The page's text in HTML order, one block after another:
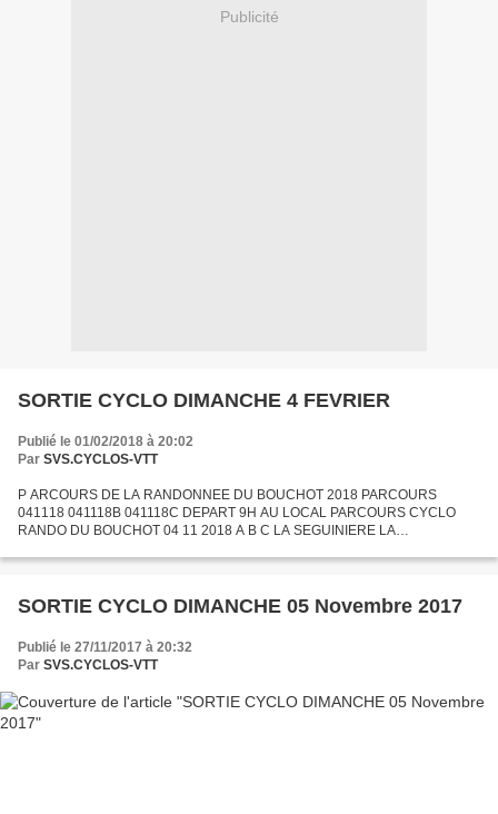
Publicité
SORTIE CYCLO DIMANCHE 4 FEVRIER
Publié le 01/02/2018 à 20:02
Par SVS.CYCLOS-VTT
P ARCOURS DE LA RANDONNEE DU BOUCHOT 2018 PARCOURS
041118 041118B 041118C DEPART 9H AU LOCAL PARCOURS CYCLO
RANDO DU BOUCHOT 04 11 2018 A B C LA SEGUINIERE LA
CHRISTOPHE LA BEGAUDIERE LA BEGAUDIERE...
SORTIE CYCLO DIMANCHE 05 Novembre 2017
Publié le 27/11/2017 à 20:32
Par SVS.CYCLOS-VTT